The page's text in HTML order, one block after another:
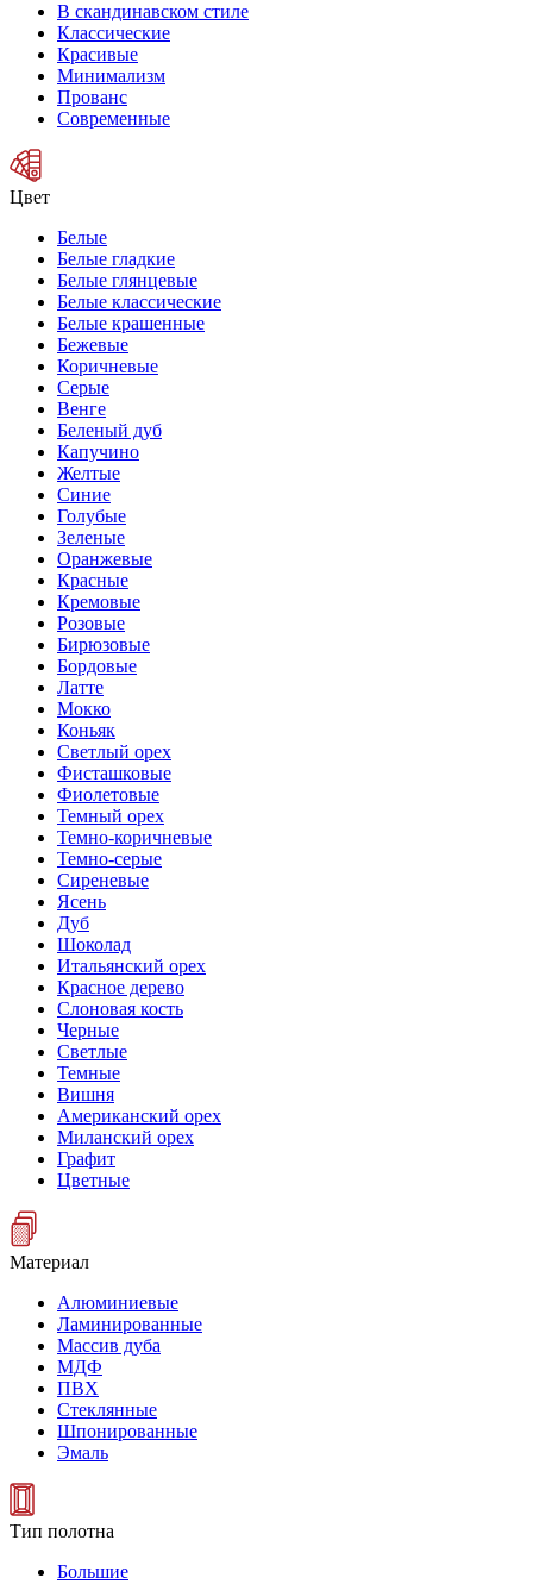
В скандинавском стиле
Классические
Красивые
Минимализм
Прованс
Современные
Цвет
Белые
Белые гладкие
Белые глянцевые
Белые классические
Белые крашенные
Бежевые
Коричневые
Серые
Венге
Беленый дуб
Капучино
Желтые
Синие
Голубые
Зеленые
Оранжевые
Красные
Кремовые
Розовые
Бирюзовые
Бордовые
Латте
Мокко
Коньяк
Светлый орех
Фисташковые
Фиолетовые
Темный орех
Темно-коричневые
Темно-серые
Сиреневые
Ясень
Дуб
Шоколад
Итальянский орех
Красное дерево
Слоновая кость
Черные
Светлые
Темные
Вишня
Американский орех
Миланский орех
Графит
Цветные
Материал
Алюминиевые
Ламинированные
Массив дуба
МДФ
ПВХ
Стеклянные
Шпонированные
Эмаль
Тип полотна
Большие